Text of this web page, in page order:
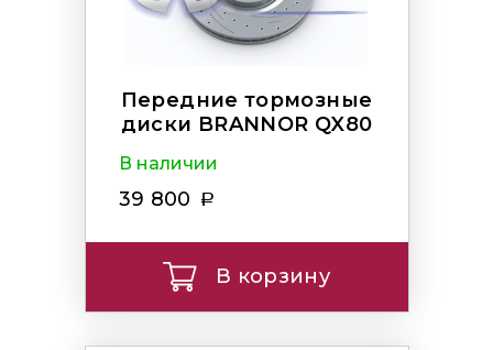
Передние тормозные
диски BRANNOR QX80
В наличии
39 800
В корзину